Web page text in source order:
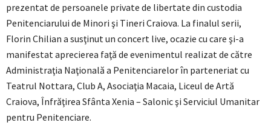
prezentat de persoanele private de libertate din custodia
Penitenciarului de Minori şi Tineri Craiova. La finalul serii,
Florin Chilian a susţinut un concert live, ocazie cu care şi-a
manifestat aprecierea faţă de evenimentul realizat de către
Administraţia Naţională a Penitenciarelor în parteneriat cu
Teatrul Nottara, Club A, Asociaţia Macaia, Liceul de Artă
Craiova, Înfrăţirea Sfânta Xenia – Salonic şi Serviciul Umanitar
pentru Penitenciare.